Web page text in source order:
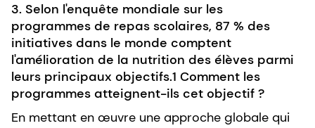
3. Selon l'enquête mondiale sur les
programmes de repas scolaires, 87 % des
initiatives dans le monde comptent
l'amélioration de la nutrition des élèves parmi
leurs principaux objectifs.1 Comment les
programmes atteignent-ils cet objectif ?
En mettant en œuvre une approche globale qui